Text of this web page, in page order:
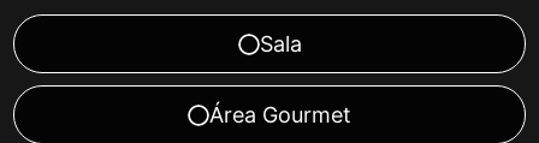
Sala
Área Gourmet